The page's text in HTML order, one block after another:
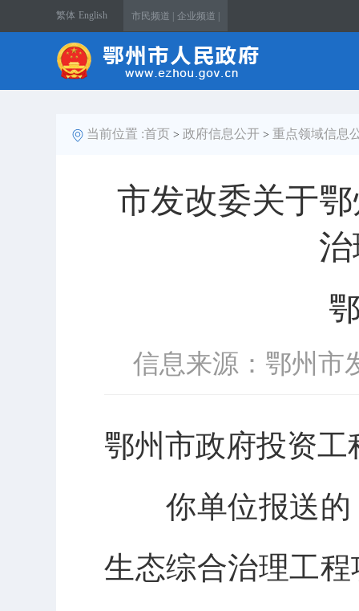
繁体 English 市民频道 | 企业频道 |
当前位置 :首页 > 政府信息公开 > 重点领域信息
市发改委关于
信息来源：鄂州市
鄂州市政府投资工
你单位报送
生态综合治理工